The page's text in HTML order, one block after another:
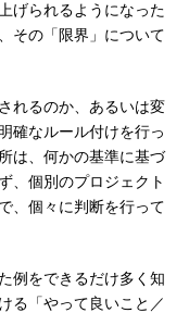
げられるようになった
その「限界」について
れるのか、あるいは変
確なルール付けを行っ
は、何かの基準に基づ
、個別のプロジェクト
、個々に判断を行って
例をできるだけ多く知
る「やって良いこと／